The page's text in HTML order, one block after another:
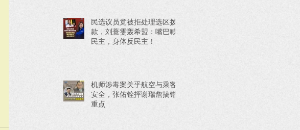
民选议员竟被拒处理选区拨
款，刘薏雯轰希盟：嘴巴喊
民主，身体反民主！
机师涉毒案关乎航空与乘客
安全，张佑铨抨谢瑞詹搞错
重点